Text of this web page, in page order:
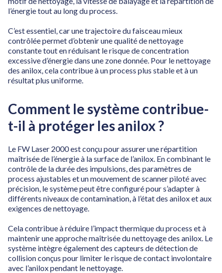
l’énergie tout au long du process.
C’est essentiel, car une trajectoire du faisceau mieux
contrôlée permet d’obtenir une qualité de nettoyage
constante tout en réduisant le risque de concentration
excessive d’énergie dans une zone donnée. Pour le nettoyage
des anilox, cela contribue à un process plus stable et à un
résultat plus uniforme.
Comment le système contribue-
t-il à protéger les anilox ?
Le FW Laser 2000 est conçu pour assurer une répartition
maîtrisée de l’énergie à la surface de l’anilox. En combinant le
contrôle de la durée des impulsions, des paramètres de
process ajustables et un mouvement de scanner piloté avec
précision, le système peut être configuré pour s’adapter à
différents niveaux de contamination, à l’état des anilox et aux
exigences de nettoyage.
Cela contribue à réduire l’impact thermique du process et à
maintenir une approche maîtrisée du nettoyage des anilox. Le
système intègre également des capteurs de détection de
collision conçus pour limiter le risque de contact involontaire
avec l’anilox pendant le nettoyage.